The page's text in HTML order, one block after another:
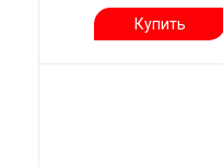
Купить